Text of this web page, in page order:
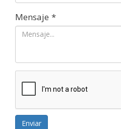
Mensaje *
Enviar